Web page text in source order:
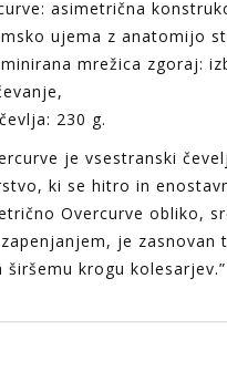
asimetrična
ujema z anatomijo
mrežica zgoraj:
230 g.
je vsestranski
ki se hitro in
Overcurve obliko,
je zasnovan
širšemu krogu kolesarjev.”